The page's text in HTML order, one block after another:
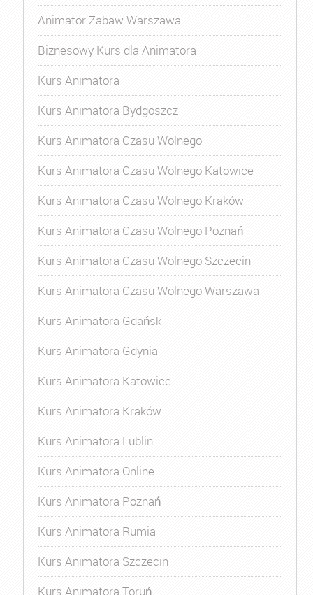
Animator Zabaw Warszawa
Biznesowy Kurs dla Animatora
Kurs Animatora
Kurs Animatora Bydgoszcz
Kurs Animatora Czasu Wolnego
Kurs Animatora Czasu Wolnego Katowice
Kurs Animatora Czasu Wolnego Kraków
Kurs Animatora Czasu Wolnego Poznań
Kurs Animatora Czasu Wolnego Szczecin
Kurs Animatora Czasu Wolnego Warszawa
Kurs Animatora Gdańsk
Kurs Animatora Gdynia
Kurs Animatora Katowice
Kurs Animatora Kraków
Kurs Animatora Lublin
Kurs Animatora Online
Kurs Animatora Poznań
Kurs Animatora Rumia
Kurs Animatora Szczecin
Kurs Animatora Toruń